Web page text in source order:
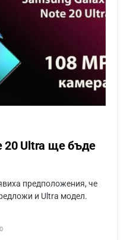
20 Ultra ще бъде
предположения, че
и Ultra модел.